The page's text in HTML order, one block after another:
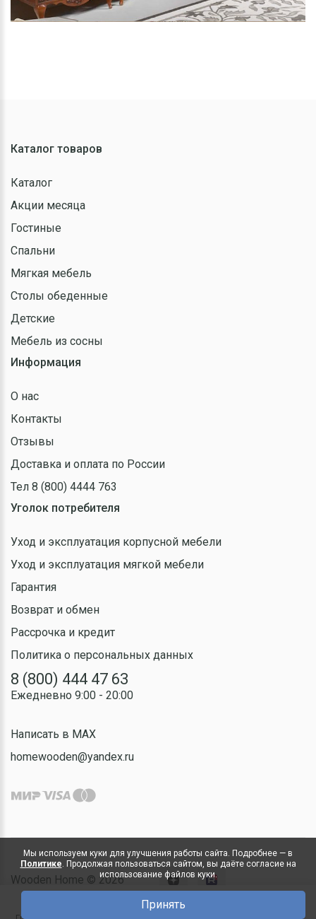
Каталог товаров
Каталог
Акции месяца
Гостиные
Спальни
Мягкая мебель
Столы обеденные
Детские
Мебель из сосны
Информация
О нас
Контакты
Отзывы
Доставка и оплата по России
Тел 8 (800) 4444 763
Уголок потребителя
Уход и эксплуатация корпусной мебели
Уход и эксплуатация мягкой мебели
Гарантия
Возврат и обмен
Рассрочка и кредит
Политика о персональных данных
8 (800) 444 47 63
Ежедневно 9:00 - 20:00
Написать в MAX
homewooden@yandex.ru
Wooden Home © 2026
Мы используем куки для улучшения работы сайта. Подробнее — в
Политике. Продолжая пользоваться сайтом, вы даёте согласие на
использование файлов куки.
Принять